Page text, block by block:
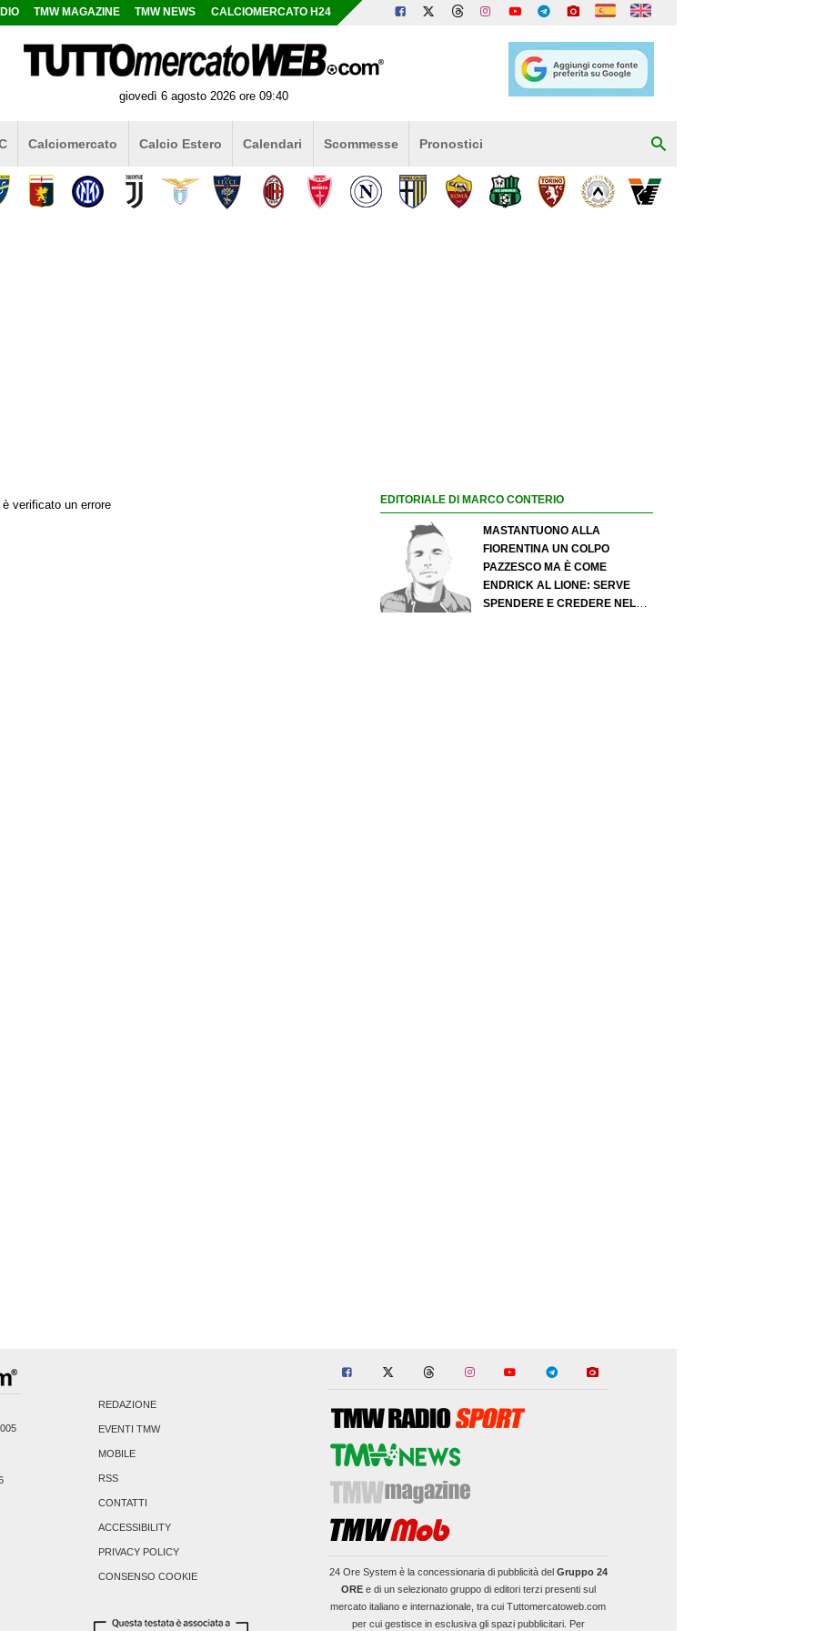
TMW MAGAZINE TMW NEWS CALCIOMERCATO H24
giovedì 6 agosto 2026 ore 09:40
Calciomercato Calcio Estero Calendari Scommesse Pronostici
verificato un errore EDITORIALE DI MARCO CONTERIO
MASTANTUONO ALLA
FIORENTINA UN COLPO
PAZZESCO MA È COME
ENDRICK AL LIONE: SERVE
SPENDERE E CREDERE NELLO
REDAZIONE
EVENTI TMW
MOBILE
RSS
CONTATTI
ACCESSIBILITY
PRIVACY POLICY
CONSENSO COOKIE 24 Ore Systemè la concessionaria di pubblicità del Gruppo 24
OREe di un selezionato gruppo di editori terzi presenti sul
mercato italiano e internazionale, tra cui Tuttomercatoweb.com
per cui gestisce in esclusiva gli spazi pubblicitari. Per